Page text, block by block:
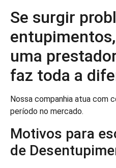
Se surgir
uma
faz toda a
Nossa companhia atua com
período no mercado.
Motivos para
de